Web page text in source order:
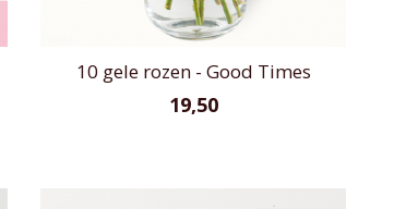
10 gele rozen - Good Times
19,50